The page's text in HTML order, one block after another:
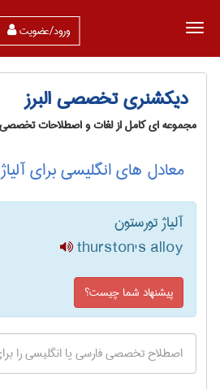
ورود/عضویت
دیکشنری تخصصی البرز
مجموعه ای کامل از لغات و اصطلاحات
معادل های انگلیسی برای
آلیاژ تورستون
thurston's alloy
پیشنهاد شما چیست؟